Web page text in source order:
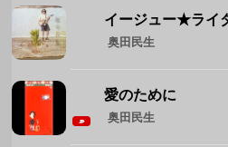
息子
奥田民生
風は西から
奥田民生